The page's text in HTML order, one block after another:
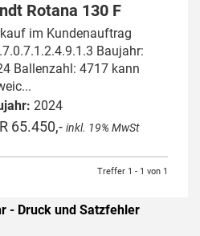
Rotana 130 F
im Kundenauftrag
Baujahr:
Ballenzahl: 4717 kann
2024
65.450,- inkl. 19% MwSt
Treffer 1 - 1 von 1
- Druck und Satzfehler